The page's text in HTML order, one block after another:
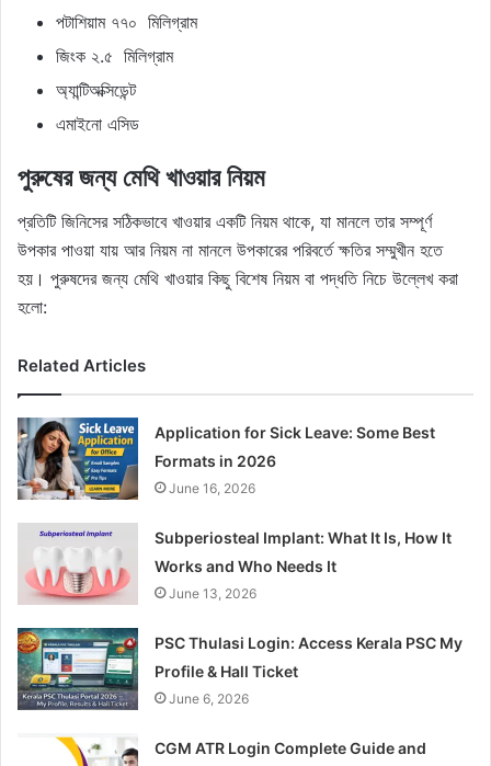
পটাশিয়াম ৭৭০ মিলিগ্রাম
জিংক ২.৫ মিলিগ্রাম
অ্যান্টিঅক্সিডেন্ট
এমাইনো এসিড
পুরুষের জন্য মেথি খাওয়ার নিয়ম
প্রতিটি জিনিসের সঠিকভাবে খাওয়ার একটি নিয়ম থাকে, যা মানলে তার সম্পূর্ণ
উপকার পাওয়া যায় আর নিয়ম না মানলে উপকারের পরিবর্তে ক্ষতির সম্মুখীন হতে
হয়। পুরুষদের জন্য মেথি খাওয়ার কিছু বিশেষ নিয়ম বা পদ্ধতি নিচে উল্লেখ করা
হলো:
Related Articles
Application for Sick Leave: Some Best
Formats in 2026
June 16, 2026
Subperiosteal Implant: What It Is, How It
Works and Who Needs It
June 13, 2026
PSC Thulasi Login: Access Kerala PSC My
Profile & Hall Ticket
June 6, 2026
CGM ATR Login Complete Guide and